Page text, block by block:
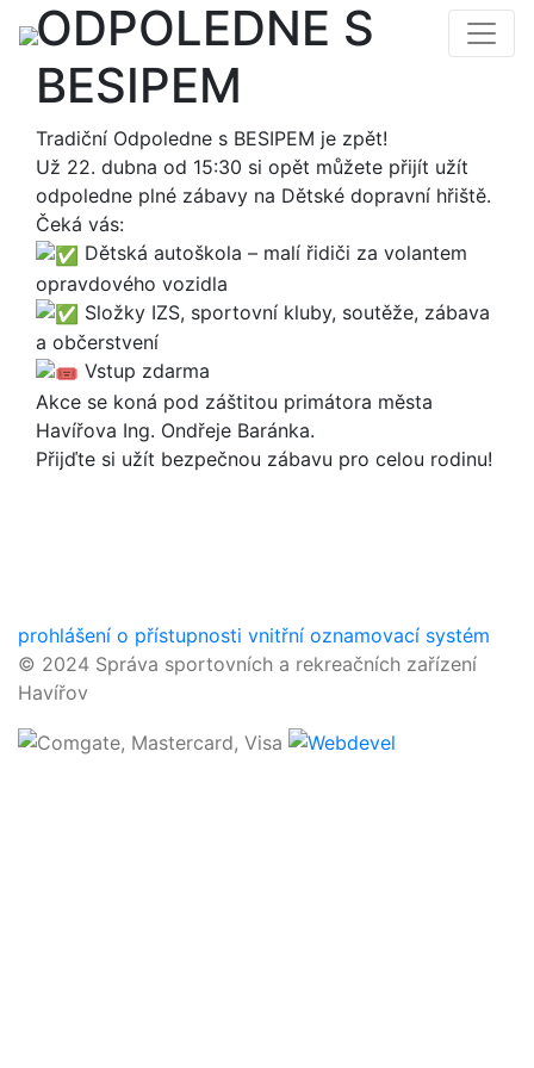
ODPOLEDNE S
BESIPEM
Tradiční Odpoledne s BESIPEM je zpět!
Už 22. dubna od 15:30 si opět můžete přijít užít
odpoledne plné zábavy na Dětské dopravní hřiště.
Čeká vás:
Dětská autoškola – malí řidiči za volantem
opravdového vozidla
Složky IZS, sportovní kluby, soutěže, zábava
a občerstvení
Vstup zdarma
Akce se koná pod záštitou primátora města
Havířova Ing. Ondřeje Baránka.
Přijďte si užít bezpečnou zábavu pro celou rodinu!
prohlášení o přístupnosti vnitřní oznamovací systém
© 2024 Správa sportovních a rekreačních zařízení
Havířov